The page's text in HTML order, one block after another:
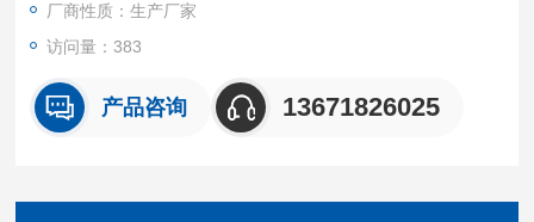
厂商性质：生产厂家
访问量：383
产品咨询 13671826025